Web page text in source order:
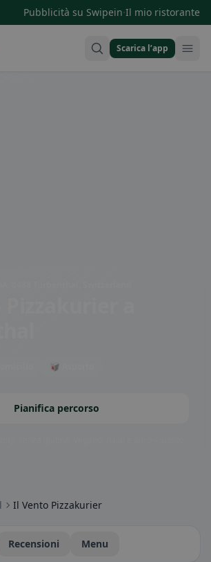
Pubblicità su Swipein·Il mio ristorante
Scarica l’app
🥡 Asporto
Pianifica percorso
Il Vento Pizzakurier
Recensioni Menu